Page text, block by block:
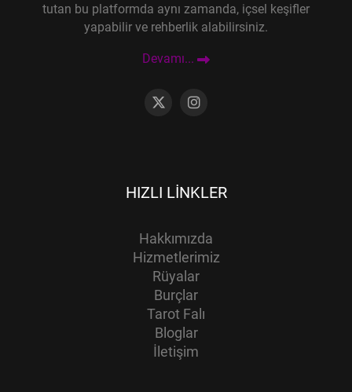
tutan bu platformda aynı zamanda, içsel keşifler
yapabilir ve rehberlik alabilirsiniz.
Devamı...
HIZLI LINKLER
Hakkımızda
Hizmetlerimiz
Rüyalar
Burçlar
Tarot Falı
Bloglar
İletişim